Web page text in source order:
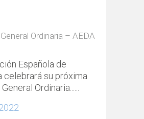
Ordinaria – AEDA
Española de
celebrará su próxima
Ordinaria......